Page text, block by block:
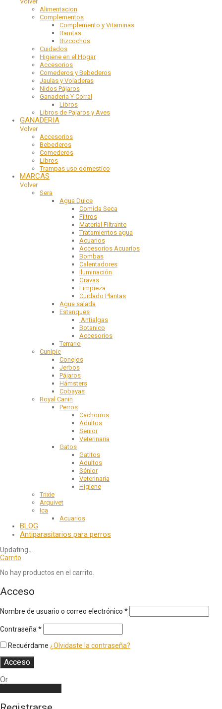
Alimentacion
Complementos
Complemento y Vitaminas
Barritas
Bizcochos
Cuidados
Higiene en el Hogar
Accesorios
Comederos y Bebederos
Jaulas y Voladeras
Nidos Pájaros
Ganaderia Y Corral
Libros
Libros de Pajaros y Aves
GANADERIA
Volver
Accesorios
Bebederos
Comederos
Libros
Trampas uso domestico
MARCAS
Volver
Sera
Agua Dulce
Comida Seca
Filtros
Material Filtrante
Tratamientos agua
Acuarios
Accesorios Acuarios
Bombas
Calentadores
Iluminación
Gravas
Limpieza
Cuidado Plantas
Agua salada
Estanques
Antialgas
Botanico
Accesorios
Terrario
Cunipic
Conejos
Jerbos
Pájaros
Hámsters
Cobayas
Royal Canin
Perros
Cachorros
Adultos
Senior
Veterinaria
Gatos
Gatitos
Adultos
Sénior
Veterinaria
Higiene
Trixie
Arquivet
Ica
Acuarios
BLOG
Antiparasitarios para perros
Updating…
Carrito
No hay productos en el carrito.
Acceso
Nombre de usuario o correo electrónico *
Contraseña *
Recuérdame ¿Olvidaste la contraseña?
Acceso
Or